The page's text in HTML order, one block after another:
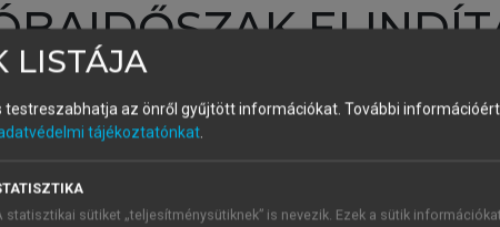
lépj be a saját fiókoddal, iskolai azonosítóddal vagy
felhasználóként1 óra díjmentes hozzáférésrevagy
elindításához,
vagy hozz
A regisztráció után a
LISTÁJA
testreszabhatja az önről gyűjtött információkat. További
tájékoztatónkat.
statisztikai sütiket „teljesítménysütiknek” is nevezik. Ezek a sütik